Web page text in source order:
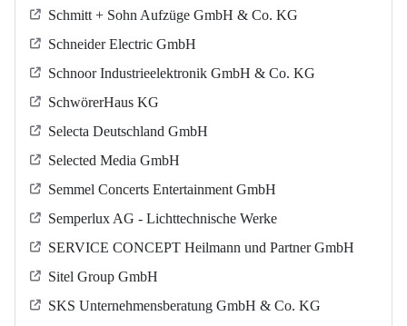
Schmitt + Sohn Aufzüge GmbH & Co. KG
Schneider Electric GmbH
Schnoor Industrieelektronik GmbH & Co. KG
SchwörerHaus KG
Selecta Deutschland GmbH
Selected Media GmbH
Semmel Concerts Entertainment GmbH
Semperlux AG - Lichttechnische Werke
SERVICE CONCEPT Heilmann und Partner GmbH
Sitel Group GmbH
SKS Unternehmensberatung GmbH & Co. KG